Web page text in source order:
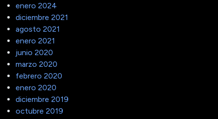
enero 2024
diciembre 2021
agosto 2021
enero 2021
junio 2020
marzo 2020
febrero 2020
enero 2020
diciembre 2019
octubre 2019